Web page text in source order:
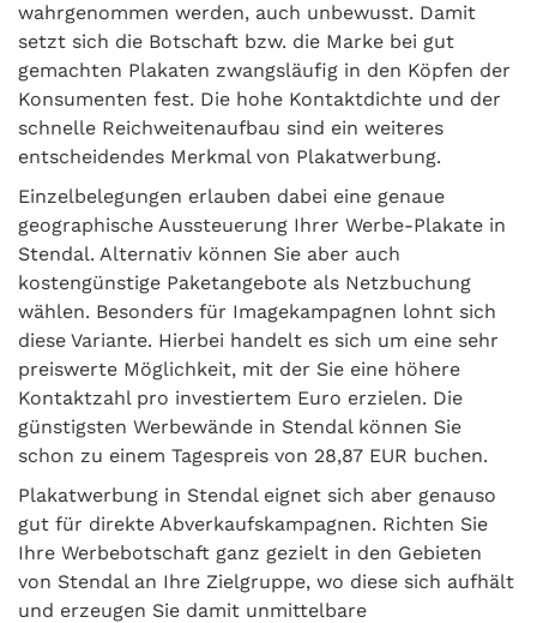
wahrgenommen werden, auch unbewusst. Damit
setzt sich die Botschaft bzw. die Marke bei gut
gemachten Plakaten zwangsläufig in den Köpfen der
Konsumenten fest. Die hohe Kontaktdichte und der
schnelle Reichweitenaufbau sind ein weiteres
entscheidendes Merkmal von Plakatwerbung.
Einzelbelegungen erlauben dabei eine genaue
geographische Aussteuerung Ihrer Werbe-Plakate in
Stendal. Alternativ können Sie aber auch
kostengünstige Paketangebote als Netzbuchung
wählen. Besonders für Imagekampagnen lohnt sich
diese Variante. Hierbei handelt es sich um eine sehr
preiswerte Möglichkeit, mit der Sie eine höhere
Kontaktzahl pro investiertem Euro erzielen. Die
günstigsten Werbewände in Stendal können Sie
schon zu einem Tagespreis von 28,87 EUR buchen.
Plakatwerbung in Stendal eignet sich aber genauso
gut für direkte Abverkaufskampagnen. Richten Sie
Ihre Werbebotschaft ganz gezielt in den Gebieten
von Stendal an Ihre Zielgruppe, wo diese sich aufhält
und erzeugen Sie damit unmittelbare